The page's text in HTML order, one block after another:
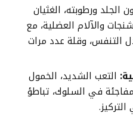
الجلد ورطوبته، الغثيان
والآلام العضلية، مع
التنفس، وقلة عدد مرات
التعب الشديد، الخمول
مفاجئة في السلوك، تباطؤ